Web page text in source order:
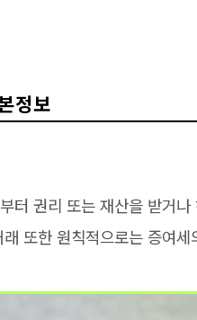
정보
터 권리 또는 재산을 받거
또한 원칙적으로는 증여세